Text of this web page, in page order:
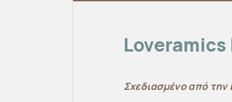
Loveramics
Σχεδιασμένο από